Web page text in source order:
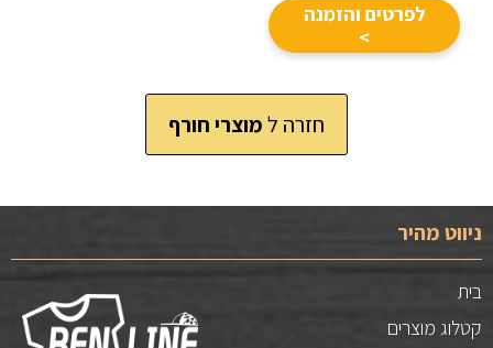
לפרטים והזמנה
>
חזרה למוצרי חורף
ניווט מהיר
בית
קטלוג מוצרים